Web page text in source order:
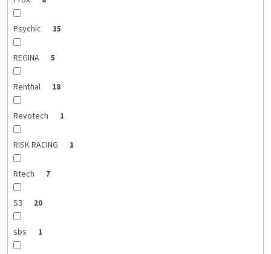
Psychic 15
REGINA 5
Renthal 18
Revotech 1
RISK RACING 1
Rtech 7
S3 20
sbs 1